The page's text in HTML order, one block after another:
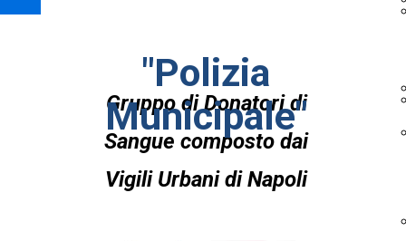
"Polizia
Municipale"
Gruppo di Donatori di
Sangue composto dai
Vigili Urbani di Napoli